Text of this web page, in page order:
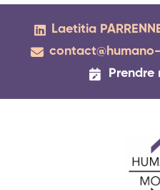
Laetitia
Prendre